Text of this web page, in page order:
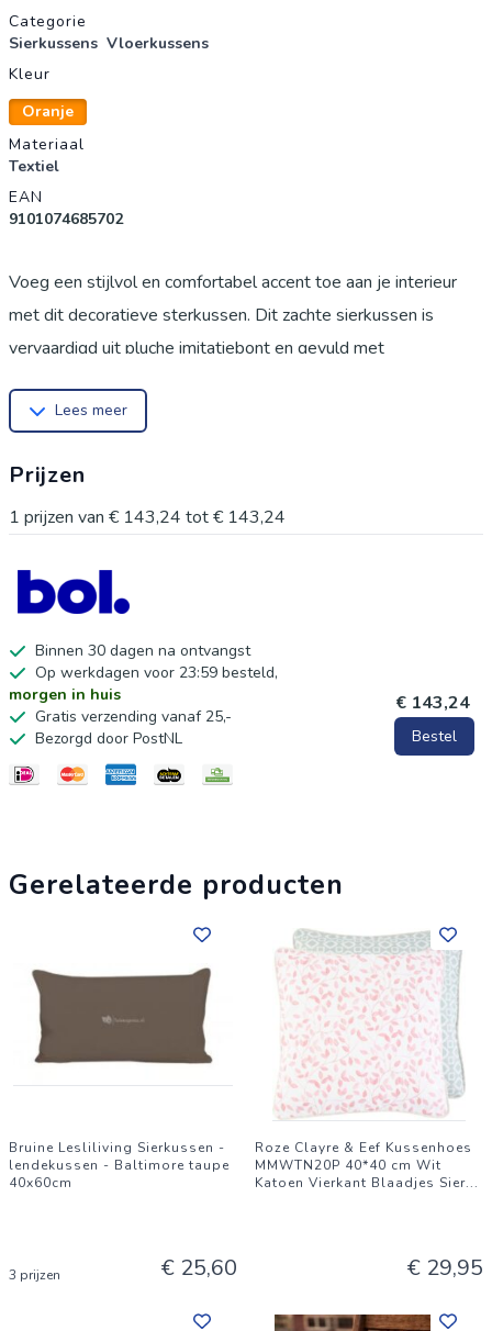
Productgegevens
Categorie
Sierkussens Vloerkussens
Kleur
Oranje
Materiaal
Textiel
EAN
9101074685702
Voeg een stijlvol en comfortabel accent toe aan je interieur
met dit decoratieve sterkussen. Dit zachte sierkussen is
vervaardigd uit pluche imitatiebont en gevuld met
heerlijk zacht aan. Dit leuke decoratiekussen in stervorm is
of als vloerkussen. Verkrijgbaar in diverse kleuren, ideaal om je
huis mee op te fleuren of als cadeau. Het kussen is eenvoudig
Lees meer
Prijzen
1 prijzen van € 143,24 tot€ 143,24
Binnen 30 dagen na ontvangst
Op werkdagen voor 23:59 besteld,
morgen in huis
Gratis verzending vanaf 25,-
Bezorgd door PostNL
€ 143,24
Bestel
Gerelateerde producten
Bruine Lesliliving Sierkussen -
lendekussen - Baltimore taupe
40x60cm
3 prijzen € 25,60
Roze Clayre & Eef Kussenhoes
MMWTN20P 40*40 cm Wit
Katoen Vierkant Blaadjes Sier...
€ 29,95